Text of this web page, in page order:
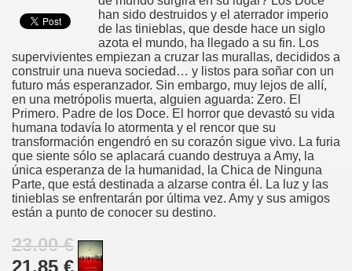
han sido destruidos y el aterrador imperio
de las tinieblas, que desde hace un siglo
azota el mundo, ha llegado a su fin. Los
supervivientes empiezan a cruzar las murallas, decididos a
construir una nueva sociedad… y listos para soñar con un
futuro más esperanzador. Sin embargo, muy lejos de allí,
en una metrópolis muerta, alguien aguarda: Zero. El
Primero. Padre de los Doce. El horror que devastó su vida
humana todavía lo atormenta y el rencor que su
transformación engendró en su corazón sigue vivo. La furia
que siente sólo se aplacará cuando destruya a Amy, la
única esperanza de la humanidad, la Chica de Ninguna
Parte, que está destinada a alzarse contra él. La luz y las
tinieblas se enfrentarán por última vez. Amy y sus amigos
están a punto de conocer su destino.
23.00 €
21.85 €